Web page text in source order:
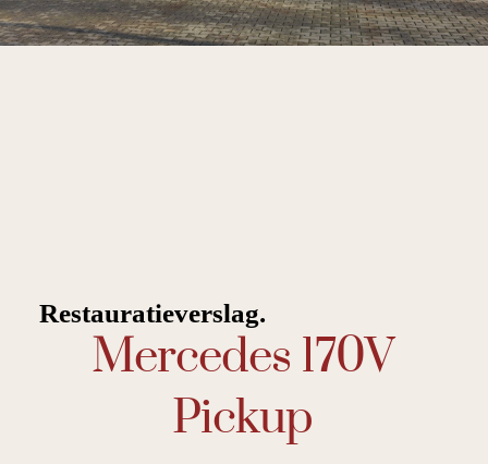
Restauratieverslag.
Mercedes 170V
Pickup